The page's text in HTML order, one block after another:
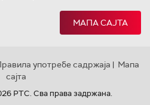
МАПА САЈТА
употребе садржаја | Мапа
сајта
РТС. Сва права задржана.